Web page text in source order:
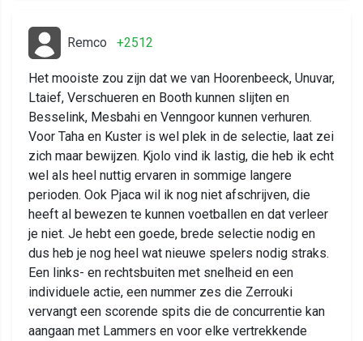
Remco +2512
Het mooiste zou zijn dat we van Hoorenbeeck, Unuvar,
Ltaief, Verschueren en Booth kunnen slijten en
Besselink, Mesbahi en Venngoor kunnen verhuren.
Voor Taha en Kuster is wel plek in de selectie, laat zei
zich maar bewijzen. Kjolo vind ik lastig, die heb ik echt
wel als heel nuttig ervaren in sommige langere
perioden. Ook Pjaca wil ik nog niet afschrijven, die
heeft al bewezen te kunnen voetballen en dat verleer
je niet. Je hebt een goede, brede selectie nodig en
dus heb je nog heel wat nieuwe spelers nodig straks.
Een links- en rechtsbuiten met snelheid en een
individuele actie, een nummer zes die Zerrouki
vervangt een scorende spits die de concurrentie kan
aangaan met Lammers en voor elke vertrekkende